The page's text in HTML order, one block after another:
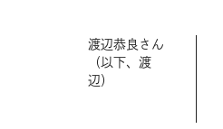
渡辺恭良さん
（以下、渡
辺）